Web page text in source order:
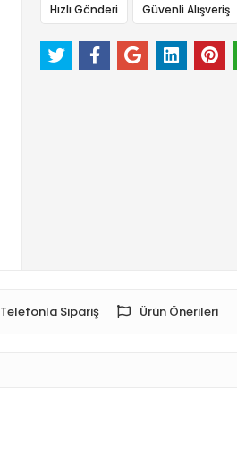
Hızlı Gönderi Güvenli Alışveriş
Telefonla Sipariş Ürün Önerileri